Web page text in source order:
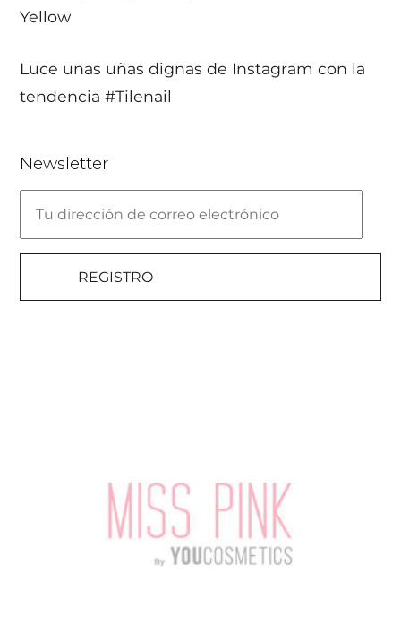
Yellow
Luce unas uñas dignas de Instagram con la
tendencia #Tilenail
Newsletter